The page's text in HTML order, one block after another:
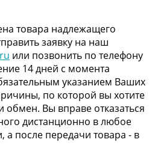
товара надлежащего
заявку на наш
или позвонить по телефону
14 дней с момента
указанием Ваших
по которой вы хотите
обмен. Вы вправе отказаться
дистанционно в любое
а после передачи товара - в